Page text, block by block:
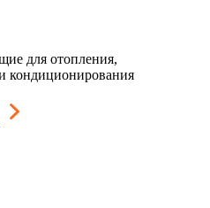
для отопления,
кондиционирования